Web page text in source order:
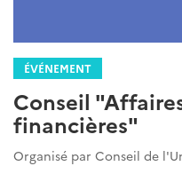
ÉVÉNEMENT
Conseil
financières"
Organisé par Conseil de